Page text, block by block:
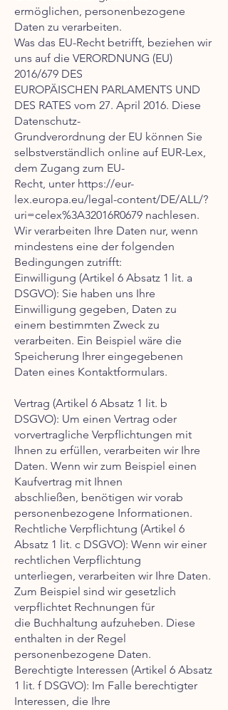
ermöglichen, personenbezogene
Daten zu verarbeiten.
Was das EU-Recht betrifft, beziehen wir
uns auf die VERORDNUNG (EU)
2016/679 DES
EUROPÄISCHEN PARLAMENTS UND
DES RATES vom 27. April 2016. Diese
Datenschutz-
Grundverordnung der EU können Sie
selbstverständlich online auf EUR-Lex,
dem Zugang zum EU-
Recht, unter https://eur-
lex.europa.eu/legal-content/DE/ALL/?
uri=celex%3A32016R0679 nachlesen.
Wir verarbeiten Ihre Daten nur, wenn
mindestens eine der folgenden
Bedingungen zutrifft:
Einwilligung (Artikel 6 Absatz 1 lit. a
DSGVO): Sie haben uns Ihre
Einwilligung gegeben, Daten zu
einem bestimmten Zweck zu
verarbeiten. Ein Beispiel wäre die
Speicherung Ihrer eingegebenen
Daten eines Kontaktformulars.
Vertrag (Artikel 6 Absatz 1 lit. b
DSGVO): Um einen Vertrag oder
vorvertragliche Verpflichtungen mit
Ihnen zu erfüllen, verarbeiten wir Ihre
Daten. Wenn wir zum Beispiel einen
Kaufvertrag mit Ihnen
abschließen, benötigen wir vorab
personenbezogene Informationen.
Rechtliche Verpflichtung (Artikel 6
Absatz 1 lit. c DSGVO): Wenn wir einer
rechtlichen Verpflichtung
unterliegen, verarbeiten wir Ihre Daten.
Zum Beispiel sind wir gesetzlich
verpflichtet Rechnungen für
die Buchhaltung aufzuheben. Diese
enthalten in der Regel
personenbezogene Daten.
Berechtigte Interessen (Artikel 6 Absatz
1 lit. f DSGVO): Im Falle berechtigter
Interessen, die Ihre